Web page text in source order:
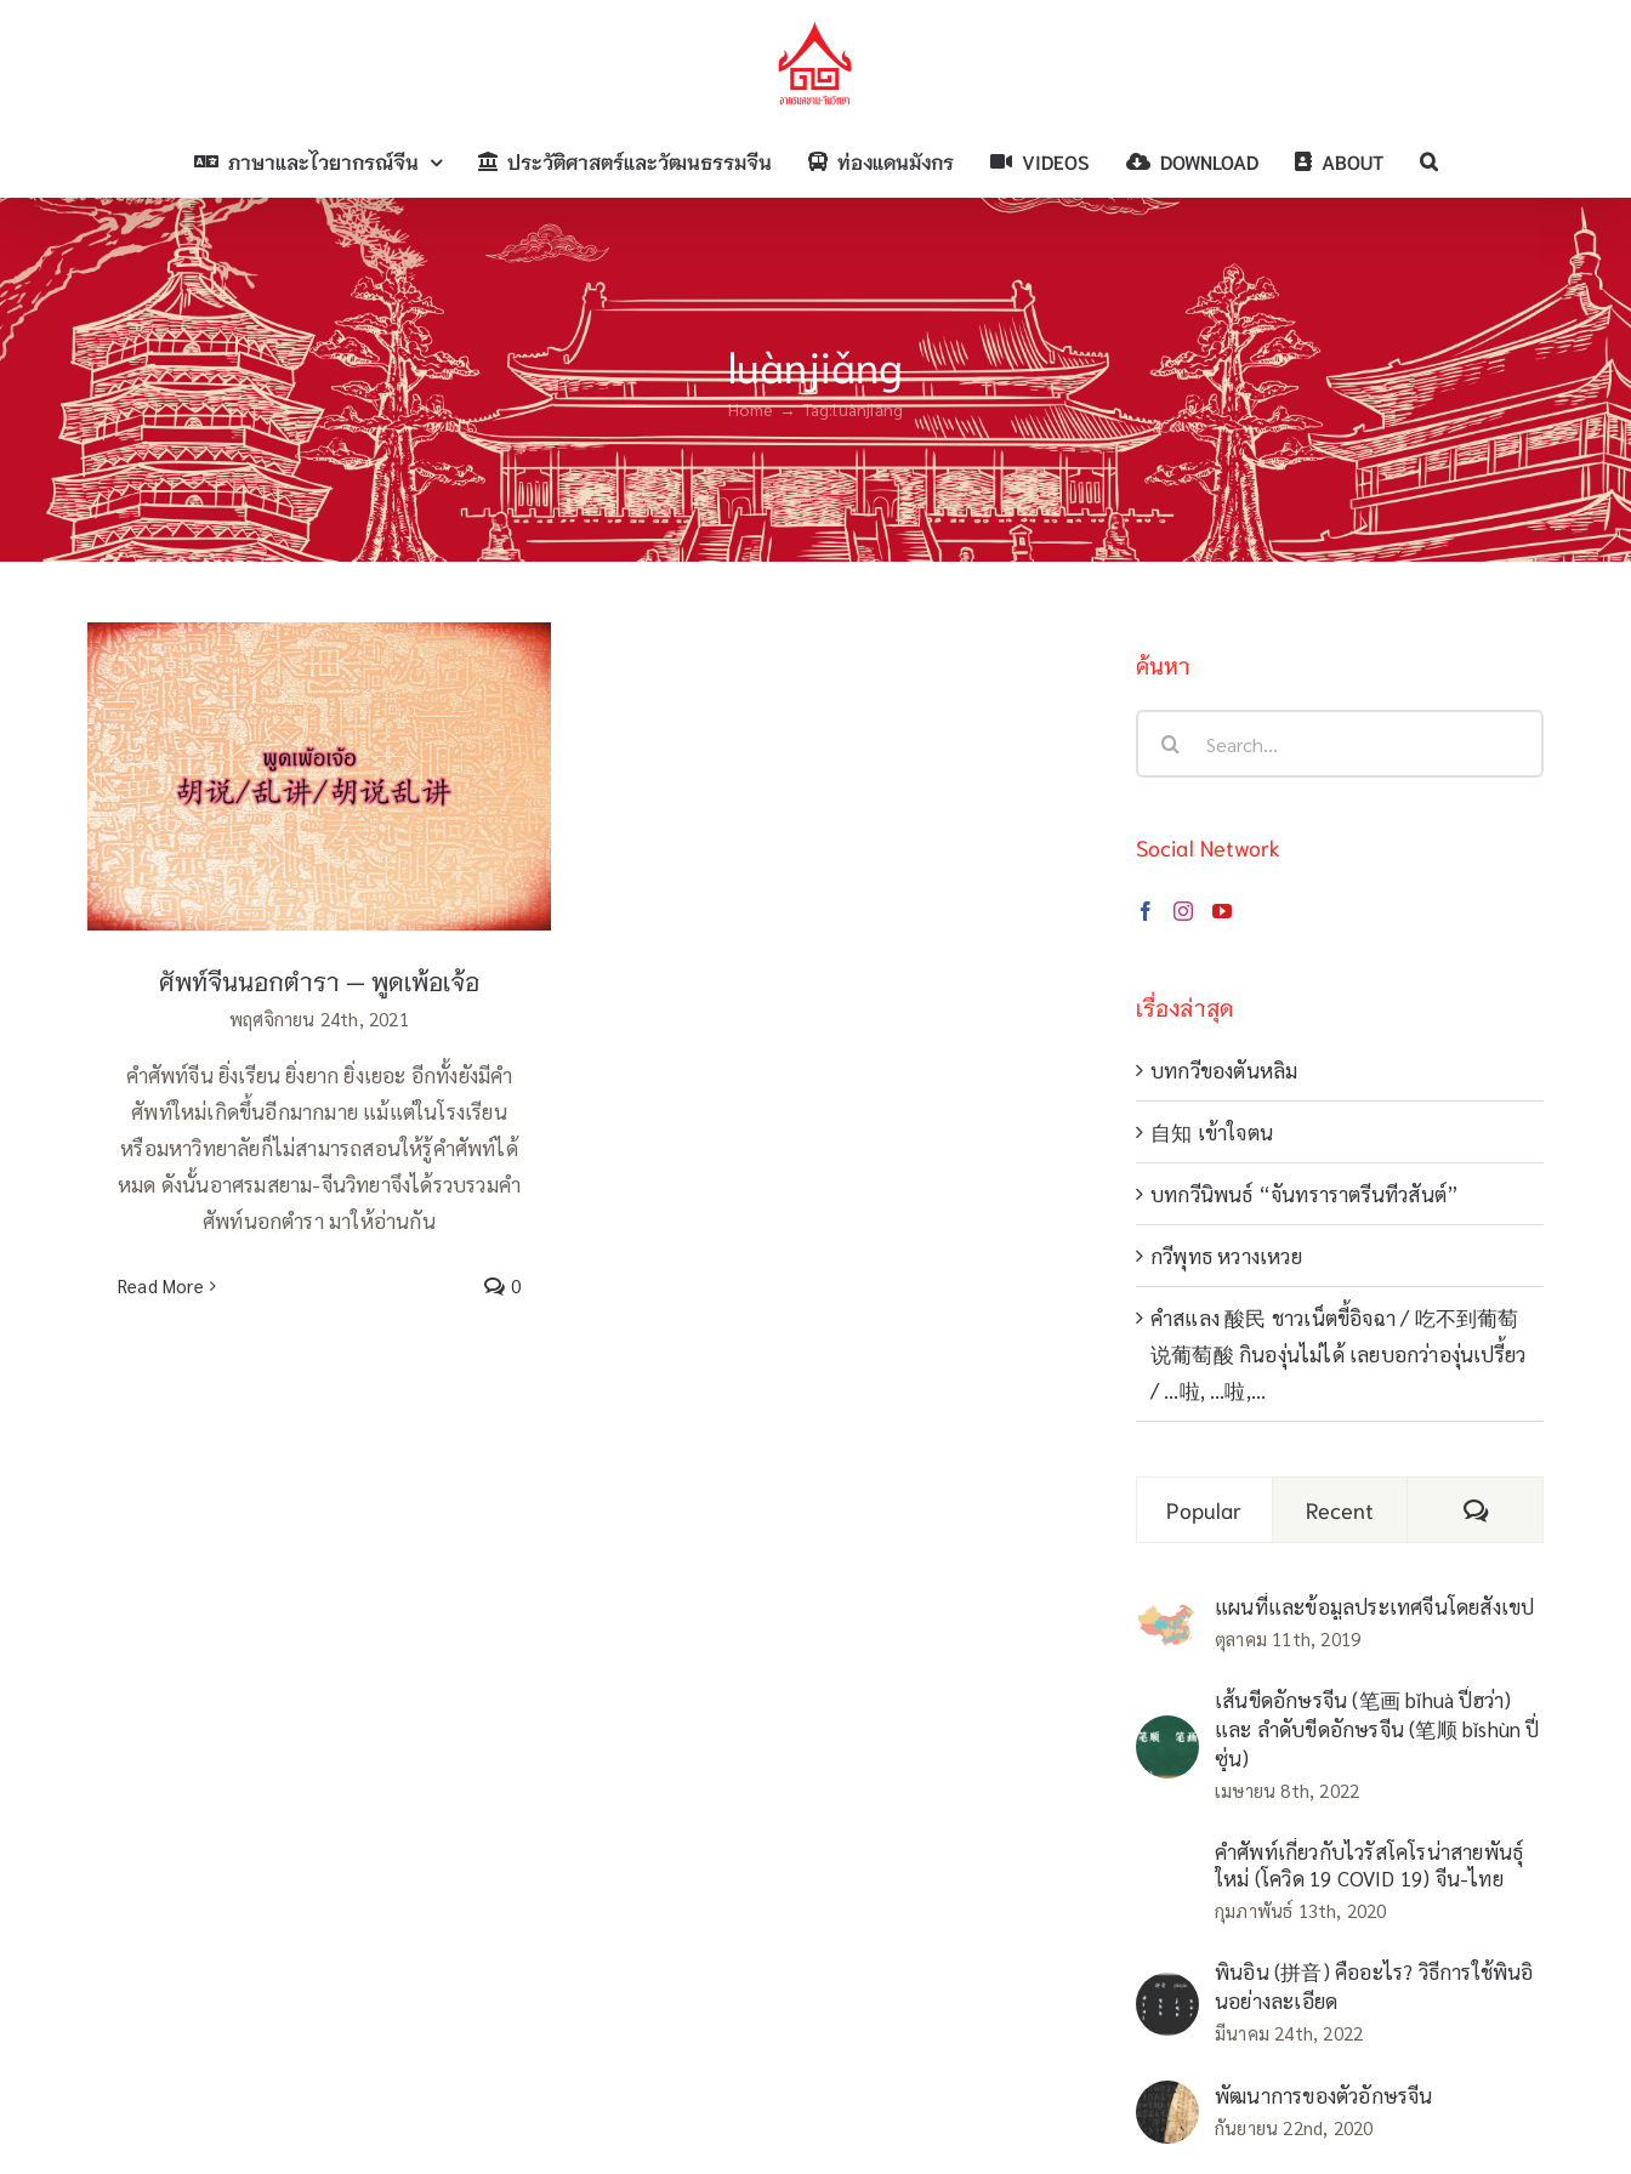
ภาษาและไวยากรณ์จีน ประวัติศาสตร์และวัฒนธรรมจีน ท่องแดนมังกร VIDEOS DOWNLOAD ABOUT
luànjiǎng
Home Tag:luànjiǎng
ศัพท์จีนนอกตำรา — พูดเพ้อเจ้อ
ศัพท์จีนนอกตำรา — พูดเพ้อเจ้อ
พฤศจิกายน 24th, 2021
คำศัพท์จีน ยิ่งเรียน ยิ่งยาก ยิ่งเยอะ อีกทั้งยังมีคำ
ศัพท์ใหม่เกิดขึ้นอีกมากมาย แม้แต่ในโรงเรียน
หรือมหาวิทยาลัยก็ไม่สามารถสอนให้รู้คำศัพท์ได้
หมด ดังนั้นอาศรมสยาม-จีนวิทยาจึงได้รวบรวมคำ
ศัพท์นอกตำรา มาให้อ่านกัน
Read More 0
ค้นหา
Social Network
เรื่องล่าสุด
บทกวีของตันหลิม
自知 เข้าใจตน
บทกวีนิพนธ์ “จันทราราตรีนทีวสันต์”
กวีพุทธ หวางเหวย
คำสแลง 酸民 ชาวเน็ตขี้อิจฉา / 吃不到葡萄
说葡萄酸 กินองุ่นไม่ได้ เลยบอกว่าองุ่นเปรี้ยว
/ …啦, …啦,…
Popular Recent Comments
แผนที่และข้อมูลประเทศจีนโดยสังเขป
ตุลาคม 11th, 2019
เส้นขีดอักษรจีน (笔画 bǐhuà ปี่ฮว่า)
และ ลำดับขีดอักษรจีน (笔顺 bǐshùn ปี่
ซุ่น)
เมษายน 8th, 2022
คำศัพท์เกี่ยวกับไวรัสโคโรน่าสายพันธุ์
ใหม่ (โควิด 19 COVID 19) จีน-ไทย
กุมภาพันธ์ 13th, 2020
พินอิน (拼音) คืออะไร? วิธีการใช้พินอิ
นอย่างละเอียด
มีนาคม 24th, 2022
พัฒนาการของตัวอักษรจีน
กันยายน 22nd, 2020